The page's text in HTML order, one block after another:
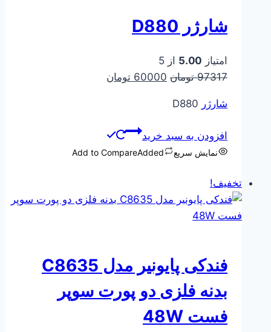
شارژر D880
امتیاز 5.00 از 5
97317 تومان قیمت
60000 تومان
شارژر
افزودن به سبد خرید
نمایش سریع Add to CompareAdded
تخفیف!
فندکی پایونیر مدل C8635
بدنه فلزی دو پورت سوپر
فست 48W